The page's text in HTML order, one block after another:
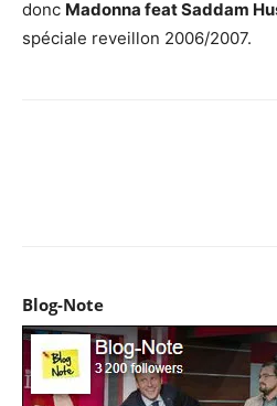
donc Madonna feat Saddam
spéciale reveillon 2006/2007.
Blog-Note